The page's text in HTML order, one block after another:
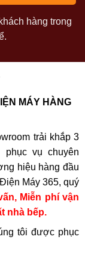
hàng trong
MÁY HÀNG
trải khắp 3
vụ chuyên
hiệu hàng đầu
Máy 365, quý
Miễn phí vận
nhà bếp.
tôi được phục